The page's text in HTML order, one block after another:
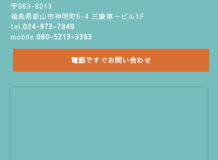
〒963-8013
福島県郡山市神明町6-4 三慶第一ビル1F
tel.024-973-7849
mobile.080-5213-3363
電話ですぐお問い合わせ